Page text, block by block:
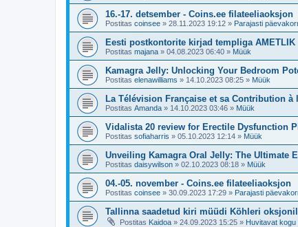
16.-17. detsember - Coins.ee filateeliaoksjon
Postitas coinsee » 28.11.2023 19:12 » Parajasti
Eesti postkontorite kirjad templiga AMETLIK
Postitas majana » 04.08.2023 06:40 » Müük
Kamagra Jelly: Unlocking Your Bedroom
Postitas elenawilliams » 14.10.2023 08:25 » Müük
La Télévision Française et sa Contribution à
Postitas Amanda » 14.10.2023 03:46 » Müük
Vidalista 20 review for Erectile Dysfunction
Postitas sofiaharris » 05.10.2023 12:14 » Müük
Unveiling Kamagra Oral Jelly: The Ultimate
Postitas daisywilson » 02.10.2023 08:18 » Müük
04.-05. november - Coins.ee filateeliaoksjon
Postitas coinsee » 30.09.2023 17:29 » Parajasti
Tallinna saadetud kiri müüdi Köhleri oksjonil
Postitas Kaidoa » 24.09.2023 15:25 » Huvitavat kogu